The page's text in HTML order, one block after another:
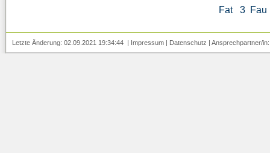
Fat
3 Fau
Letzte Änderung: 02.09.2021 19:34:44 | Impressum | Datenschutz | Ansprechpartner/